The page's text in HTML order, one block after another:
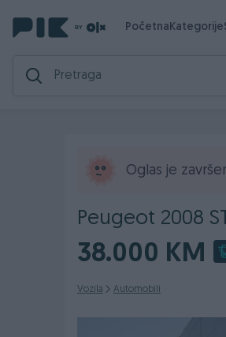
PočetnaKategorije
Oglas je
Peugeot 2008
38.000 KM
Vozila Automobili